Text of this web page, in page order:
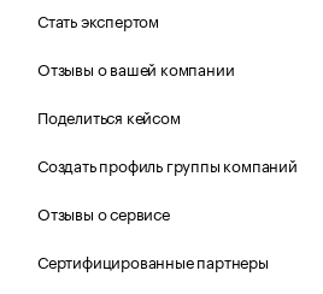
Стать экспертом
Отзывы о вашей компании
Поделиться кейсом
Создать профиль группы компаний
Отзывы о сервисе
Сертифицированные партнеры